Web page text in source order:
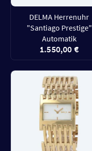
DELMA Herrenuhr
"Santiago Prestige"
Automatik
1.550,00 €